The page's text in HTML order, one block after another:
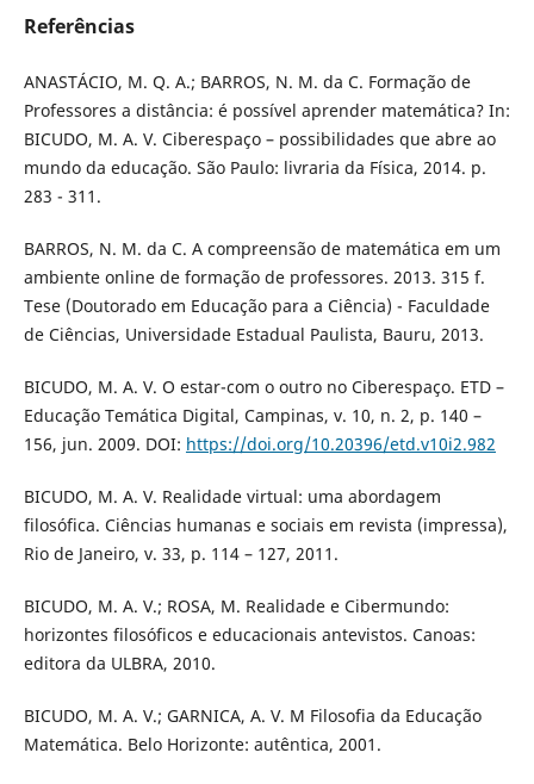
Referências
ANASTÁCIO, M. Q. A.; BARROS, N. M. da C. Formação de
Professores a distância: é possível aprender matemática? In:
BICUDO, M. A. V. Ciberespaço – possibilidades que abre ao
mundo da educação. São Paulo: livraria da Física, 2014. p.
283 - 311.
BARROS, N. M. da C. A compreensão de matemática em um
ambiente online de formação de professores. 2013. 315 f.
Tese (Doutorado em Educação para a Ciência) - Faculdade
de Ciências, Universidade Estadual Paulista, Bauru, 2013.
BICUDO, M. A. V. O estar-com o outro no Ciberespaço. ETD –
Educação Temática Digital, Campinas, v. 10, n. 2, p. 140 –
156, jun. 2009. DOI: https://doi.org/10.20396/etd.v10i2.982
BICUDO, M. A. V. Realidade virtual: uma abordagem
filosófica. Ciências humanas e sociais em revista (impressa),
Rio de Janeiro, v. 33, p. 114 – 127, 2011.
BICUDO, M. A. V.; ROSA, M. Realidade e Cibermundo:
horizontes filosóficos e educacionais antevistos. Canoas:
editora da ULBRA, 2010.
BICUDO, M. A. V.; GARNICA, A. V. M Filosofia da Educação
Matemática. Belo Horizonte: autêntica, 2001.